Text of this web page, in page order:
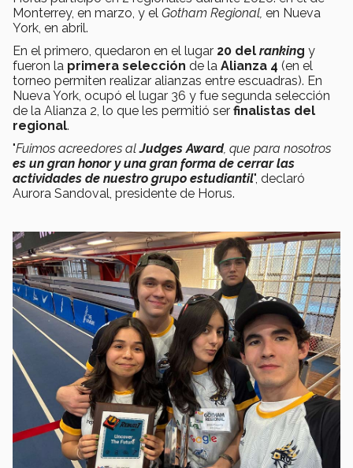
Monterrey, en marzo, y el Gotham Regional, en Nueva
York, en abril.
En el primero, quedaron en el lugar 20 del ranking y
fueron la primera selección de la Alianza 4 (en el
torneo permiten realizar alianzas entre escuadras). En
Nueva York, ocupó el lugar 36 y fue segunda selección
de la Alianza 2, lo que les permitió ser finalistas del
regional.
"Fuimos acreedores alJudges Award, que para nosotros
es un gran honor y una gran forma de cerrar las
actividades de nuestro grupo estudiantil", declaró
Aurora Sandoval, presidente de Horus.